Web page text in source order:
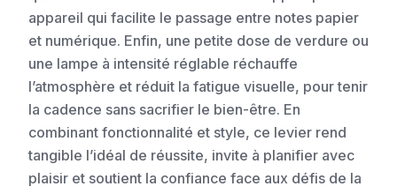
appareil qui facilite le passage entre notes papier
et numérique. Enfin, une petite dose de verdure ou
une lampe à intensité réglable réchauffe
l’atmosphère et réduit la fatigue visuelle, pour tenir
la cadence sans sacrifier le bien-être. En
combinant fonctionnalité et style, ce levier rend
tangible l’idéal de réussite, invite à planifier avec
plaisir et soutient la confiance face aux défis de la